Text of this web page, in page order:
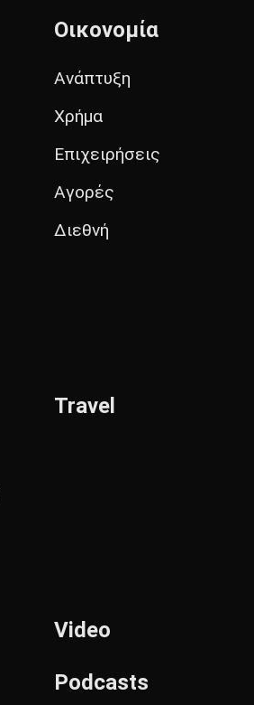
Οικονομία
Ανάπτυξη
Χρήμα
Επιχειρήσεις
Αγορές
Διεθνή
Travel
Video
Podcasts